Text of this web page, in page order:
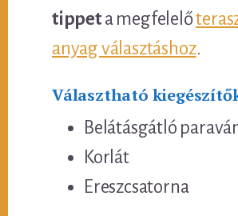
tippeta megfelelő
anyag választáshoz.
Választható
Belátásgátló
Korlát
Ereszcsatorna